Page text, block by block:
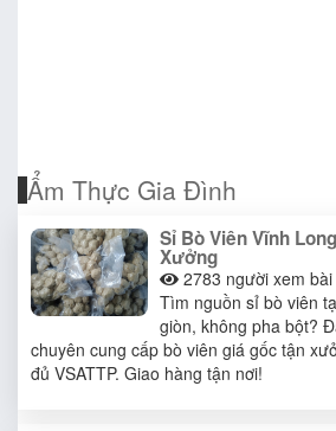
Ẩm Thực Gia Đình
Sỉ Bò Viên Vĩnh
Xưởng
2783 người xem
Tìm nguồn sỉ bò viên
giòn, không pha bột?
chuyên cung cấp bò viên giá gốc tận
đủ VSATTP. Giao hàng tận nơi!